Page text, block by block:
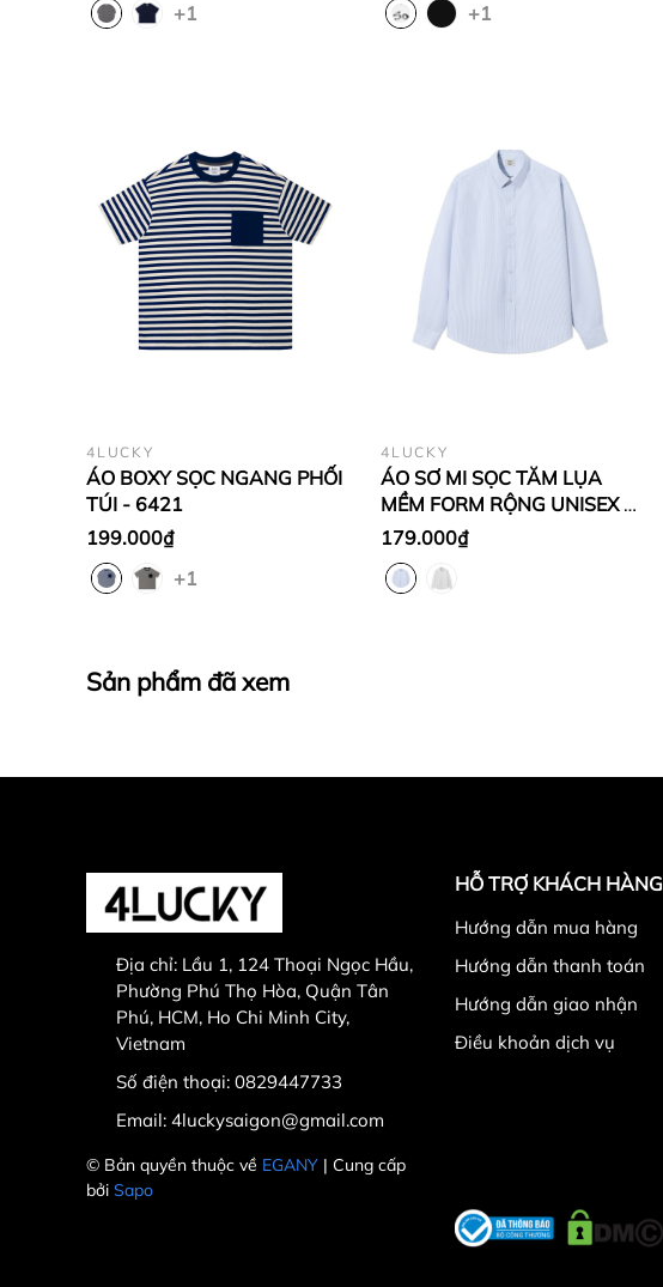
+1
+1
4LUCKY
ÁO BOXY SỌC NGANG PHỐI
TÚI - 6421
199.000₫
+1
4LUCKY
ÁO SƠ MI SỌC TĂM LỤA
MỀM FORM RỘNG UNISEX -
6813
179.000₫
Sản phẩm đã xem
Địa chỉ: Lầu 1, 124 Thoại Ngọc Hầu,
Phường Phú Thọ Hòa, Quận Tân
Phú, HCM, Ho Chi Minh City,
Vietnam
Số điện thoại: 0829447733
Email: 4luckysaigon@gmail.com
© Bản quyền thuộc về EGANY | Cung cấp
bởi Sapo
HỖ TRỢ KHÁCH HÀNG
Hướng dẫn mua hàng
Hướng dẫn thanh toán
Hướng dẫn giao nhận
Điều khoản dịch vụ